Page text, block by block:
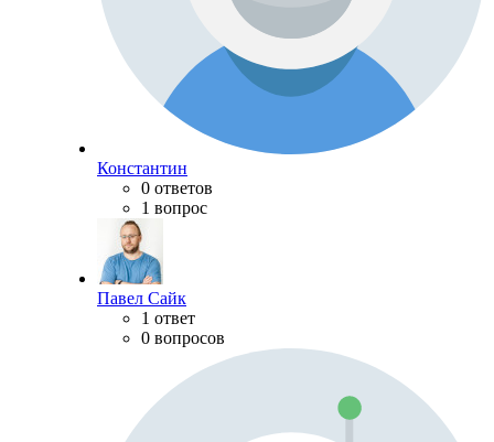
Константин
0 ответов
1 вопрос
Павел Сайк
1 ответ
0 вопросов